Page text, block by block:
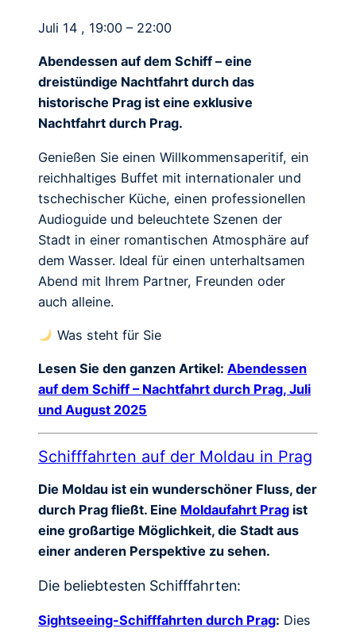
Juli 14 , 19:00 – 22:00
Abendessen auf dem Schiff – eine
dreistündige Nachtfahrt durch das
historische Prag ist eine exklusive
Nachtfahrt durch Prag.
Genießen Sie einen Willkommensaperitif, ein
reichhaltiges Buffet mit internationaler und
tschechischer Küche, einen professionellen
Audioguide und beleuchtete Szenen der
Stadt in einer romantischen Atmosphäre auf
dem Wasser. Ideal für einen unterhaltsamen
Abend mit Ihrem Partner, Freunden oder
auch alleine.
Was steht für Sie
Lesen Sie den ganzen Artikel: Abendessen
auf dem Schiff – Nachtfahrt durch Prag, Juli
und August 2025
Schifffahrten auf der Moldau in Prag
Die Moldau ist ein wunderschöner Fluss, der
durch Prag fließt. Eine Moldaufahrt Prag ist
eine großartige Möglichkeit, die Stadt aus
einer anderen Perspektive zu sehen.
Die beliebtesten Schifffahrten:
Sightseeing-Schifffahrten durch Prag: Dies